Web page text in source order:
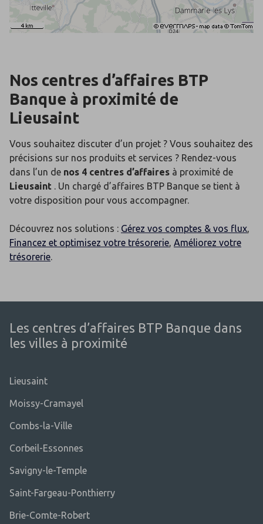
Nos centres d’affaires BTP
Banque à proximité de
Lieusaint
Vous souhaitez discuter d’un projet ? Vous souhaitez des
précisions sur nos produits et services ? Rendez-vous
dans l’un de nos 4 centres d’affaires à proximité de
Lieusaint . Un chargé d’affaires BTP Banque se tient à
votre disposition pour vous accompagner.
Découvrez nos solutions : Gérez vos comptes & vos flux,
Financez et optimisez votre trésorerie, Améliorez votre
trésorerie.
Les centres d’affaires BTP Banque dans
les villes à proximité
Lieusaint
Moissy-Cramayel
Combs-la-Ville
Corbeil-Essonnes
Savigny-le-Temple
Saint-Fargeau-Ponthierry
Brie-Comte-Robert